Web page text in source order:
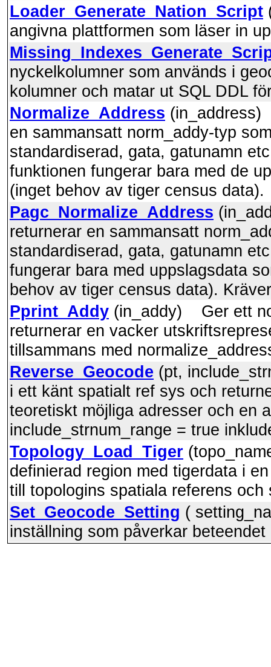
Loader_Generate_Nation_Script
angivna plattformen som läser in
nyckelkolumner som används i
kolumner och matar ut SQL DDL
Normalize_Address
en sammansatt norm_addy-typ
standardiserad, gata, gatunamn
funktionen fungerar bara med de
(inget behov av tiger census data).
Pagc_Normalize_Address
returnerar en sammansatt
standardiserad, gata, gatunamn
fungerar bara med uppslagsdata
behov av tiger census data).
Pprint_Addy (in_addy) Ger ett
returnerar en vacker
tillsammans med
Reverse_Geocode (pt,
i ett känt spatialt ref sys och
teoretiskt möjliga adresser och en
include_strnum_range = true
Topology_Load_Tiger
definierad region med tigerdata i
till topologins spatiala referens
Set_Geocode_Setting (
inställning som påverkar